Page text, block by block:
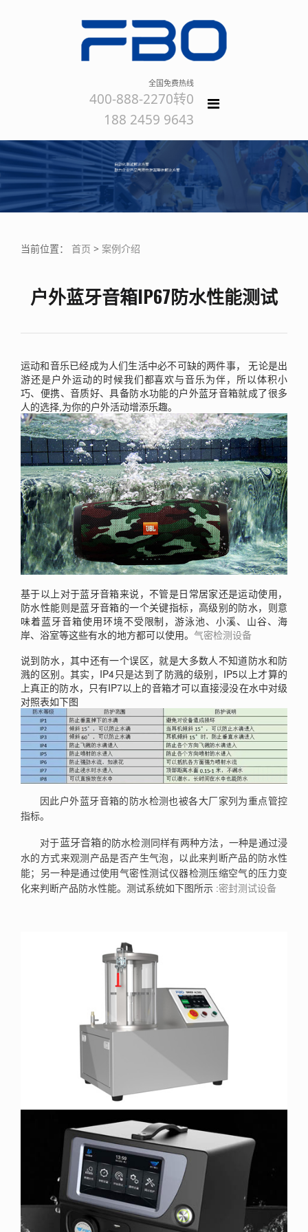
全国免费热线
400-888-2270转0
188 2459 9643
当前位置： 首页 > 案例介绍
户外蓝牙音箱IP67防水性能测试
运动和音乐已经成为人们生活中必不可缺的两件事，
无论是出
游还是户外运动的时候我们都喜欢与音乐为伴，所以体积小
巧、便携、音质好、具备防水功能的户外蓝牙音箱就成了很多
人的选择,为你的户外活动增添乐趣。
基于以上对于蓝牙音箱来说，不管是日常居家还是运动使用，
防水性能则是蓝牙音箱的一个关键指标，高级别的防水，则意
味着蓝牙音箱使用环境不受限制，游泳池、小溪、山谷、海
岸、浴室等这些有水的地方都可以使用。 气密检测设备
说到防水，其中还有一个误区，就是大多数人不知道防水和防
溅的区别。其实， IP4 只是达到了防溅的级别， IP5以上才算的
上真正的防水，只有IP7以上的音箱才可以直接浸没在水中对级
对照表如下图
因此户外蓝牙音箱的防水检测也被各大厂家列为重点管控
指标。
对于 蓝牙音箱的防水检测同样有两种方法，一种是通过浸
水的方式来观测产品是否产生气泡，以此来判断产品的防水性
能；另一种是通过使用气密性测试仪器检测压缩空气的压力变
化来判断产品防水性能。测试系统如下图所示 :密封测试设备